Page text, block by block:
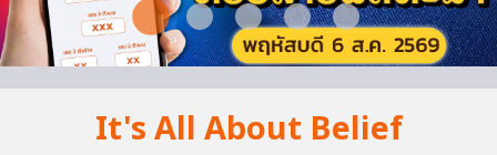
It's All About Belief